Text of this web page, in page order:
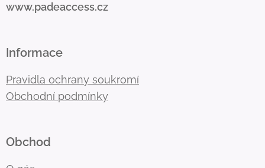
www.padeaccess.cz
Informace
Pravidla ochrany soukromí
Obchodní podmínky
Obchod